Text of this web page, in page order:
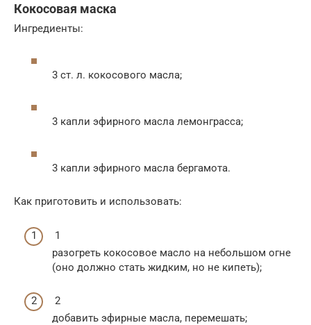
Кокосовая маска
Ингредиенты:
3 ст. л. кокосового масла;
3 капли эфирного масла лемонграсса;
3 капли эфирного масла бергамота.
Как приготовить и использовать:
1
разогреть кокосовое масло на небольшом огне
(оно должно стать жидким, но не кипеть);
2
добавить эфирные масла, перемешать;